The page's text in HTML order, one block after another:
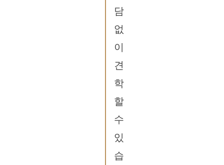
담
없
이
견
학
할
수
있
습